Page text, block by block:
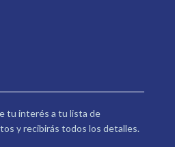
tu interés a tu lista de
y recibirás todos los detalles.